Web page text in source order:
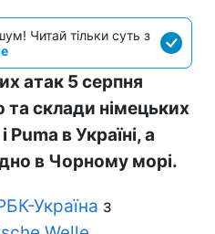
Читай тільки суть з
атак 5 серпня
склади німецьких
в Україні, а
в Чорному морі.
Україна з